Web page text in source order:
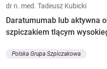
dr n. med. Tadeusz Kubicki
Daratumumab lub aktywna
szpiczakiem tlącym
Polska Grupa Szpiczakowa